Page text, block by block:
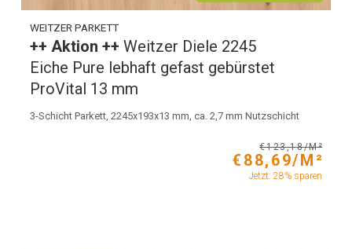
WEITZER PARKETT
++ Aktion ++Weitzer Diele 2245
Eiche Pure lebhaft gefast gebürstet
ProVital 13 mm
3-Schicht Parkett, 2245x193x13 mm, ca. 2,7 mm Nutzschicht
€123,18/M²
€88,69/M²
Jetzt: 28% sparen